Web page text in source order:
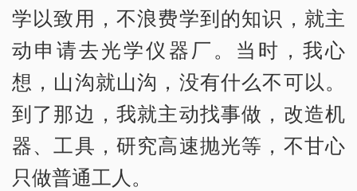
学以致用，不浪费学到的知识，就主
动申请去光学仪器厂。当时，我心
想，山沟就山沟，没有什么不可以。
到了那边，我就主动找事做，改造机
器、工具，研究高速抛光等，不甘心
只做普通工人。